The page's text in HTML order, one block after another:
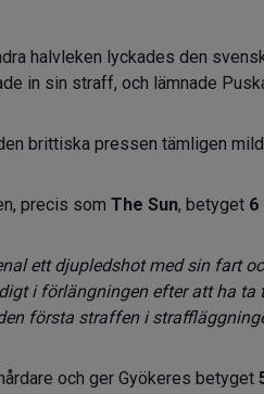
halvleken lyckades den
in sin straff, och lämnade
brittiska pressen tämligen
precis som The Sun, betyget 6
ett djupledshot med sin fart
i förlängningen efter att ha
första straffen i
och ger Gyökeres betyget